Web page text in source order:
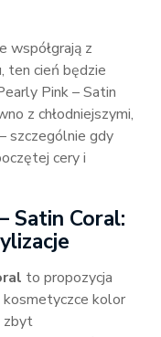
współgrają z
ten cień będzie
Pink – Satin
z chłodniejszymi,
szczególnie gdy
cery i
Satin Coral:
to propozycja
kolor
zbyt